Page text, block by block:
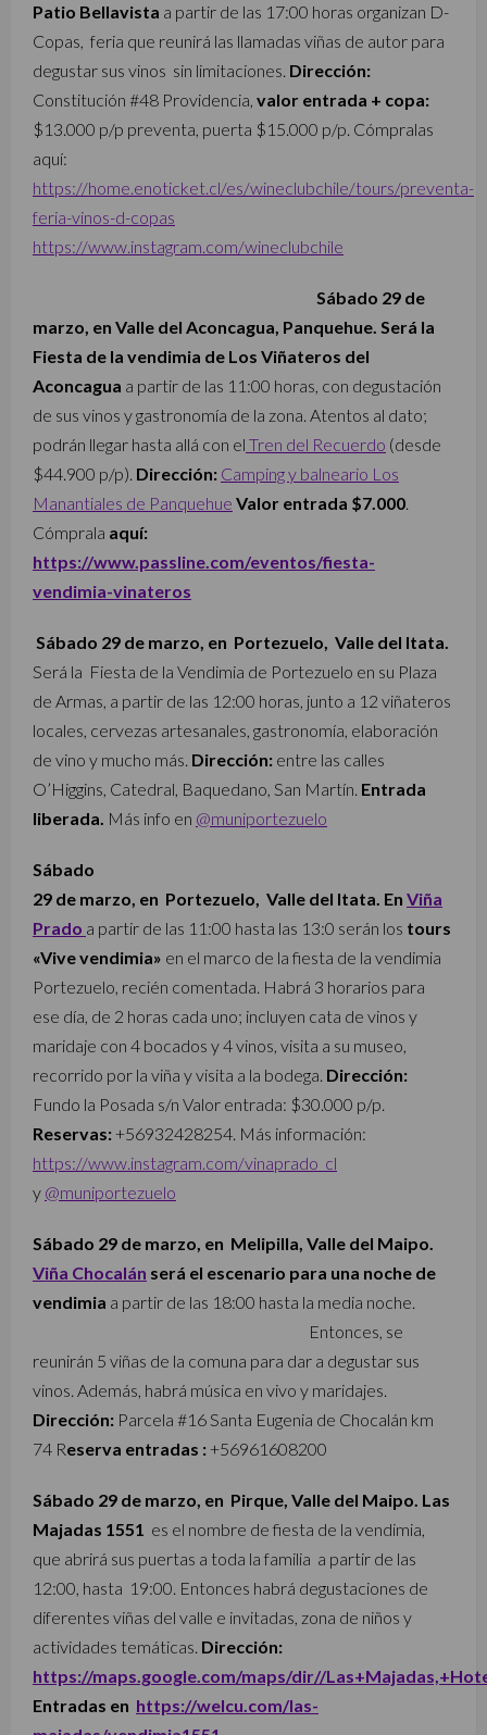
Patio Bellavista a partir de las 17:00 horas organizan D-
Copas, feria que reunirá las llamadas viñas de autor para
degustar sus vinos sin limitaciones. Dirección:
Constitución #48 Providencia, valor entrada + copa:
$13.000 p/p preventa, puerta $15.000 p/p. Cómpralas
aquí:
https://home.enoticket.cl/es/wineclubchile/tours/preventa-
feria-vinos-d-copas
https://www.instagram.com/wineclubchile
Sábado 29 de
marzo, en Valle del Aconcagua, Panquehue. Será la
Fiesta de la vendimia de Los Viñateros del
Aconcagua a partir de las 11:00 horas, con degustación
de sus vinos y gastronomía de la zona. Atentos al dato;
podrán llegar hasta allá con el Tren del Recuerdo (desde
$44.900 p/p). Dirección: Camping y balneario Los
Manantiales de Panquehue Valor entrada $7.000.
Cómprala aquí:
https://www.passline.com/eventos/fiesta-
vendimia-vinateros
Sábado 29 de marzo, en Portezuelo, Valle del Itata.
Será la Fiesta de la Vendimia de Portezuelo en su Plaza
de Armas, a partir de las 12:00 horas, junto a 12 viñateros
locales, cervezas artesanales, gastronomía, elaboración
de vino y mucho más. Dirección: entre las calles
O’Higgins, Catedral, Baquedano, San Martín. Entrada
liberada. Más info en @muniportezuelo
Sábado
29 de marzo, en Portezuelo, Valle del Itata. En Viña
Prado a partir de las 11:00 hasta las 13:0 serán los tours
«Vive vendimia» en el marco de la fiesta de la vendimia
Portezuelo, recién comentada. Habrá 3 horarios para
ese día, de 2 horas cada uno; incluyen cata de vinos y
maridaje con 4 bocados y 4 vinos, visita a su museo,
recorrido por la viña y visita a la bodega. Dirección:
Fundo la Posada s/n Valor entrada: $30.000 p/p.
Reservas:+56932428254. Más información:
https://www.instagram.com/vinaprado_cl
y @muniportezuelo
Sábado 29 de marzo, en Melipilla, Valle del Maipo.
Viña Chocalán será el escenario para una noche de
vendimia a partir de las 18:00 hasta la media noche.
Entonces, se
reunirán 5 viñas de la comuna para dar a degustar sus
vinos. Además, habrá música en vivo y maridajes.
Dirección: Parcela #16 Santa Eugenia de Chocalán km
74 Reserva entradas :+56961608200
Sábado 29 de marzo, en Pirque, Valle del Maipo. Las
Majadas 1551 es el nombre de fiesta de la vendimia,
que abrirá sus puertas a toda la familia a partir de las
12:00, hasta 19:00. Entonces habrá degustaciones de
diferentes viñas del valle e invitadas, zona de niños y
actividades temáticas. Dirección:
https://maps.google.com/maps/dir//
Entradas en https://welcu.com/las-